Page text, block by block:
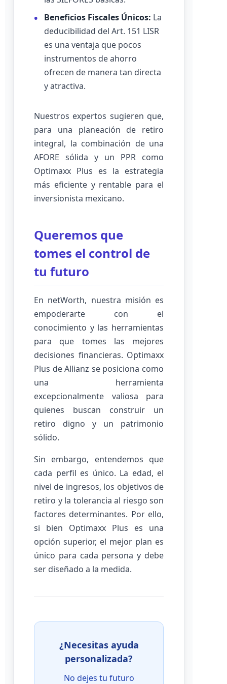
Beneficios Fiscales Únicos: La
deducibilidad del Art. 151 LISR
es una ventaja que pocos
instrumentos de ahorro
ofrecen de manera tan directa
y atractiva.
Nuestros expertos sugieren que,
para una planeación de retiro
integral, la combinación de una
AFORE sólida y un PPR como
Optimaxx Plus es la estrategia
más eficiente y rentable para el
inversionista mexicano.
Queremos que
tomes el control de
tu futuro
En netWorth, nuestra misión es
empoderarte con el
conocimiento y las herramientas
para que tomes las mejores
decisiones financieras. Optimaxx
Plus de Allianz se posiciona como
una herramienta
excepcionalmente valiosa para
quienes buscan construir un
retiro digno y un patrimonio
sólido.
Sin embargo, entendemos que
cada perfil es único. La edad, el
nivel de ingresos, los objetivos de
retiro y la tolerancia al riesgo son
factores determinantes. Por ello,
si bien Optimaxx Plus es una
opción superior, el mejor plan es
único para cada persona y debe
ser diseñado a la medida.
¿Necesitas ayuda
personalizada?
No dejes tu futuro